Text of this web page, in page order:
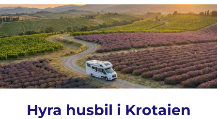
Hyra husbil i Krotaien